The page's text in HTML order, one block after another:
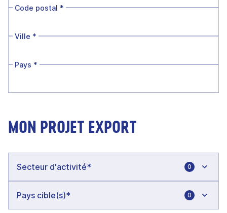
Code postal *
Ville *
Pays *
MON PROJET EXPORT
0
0